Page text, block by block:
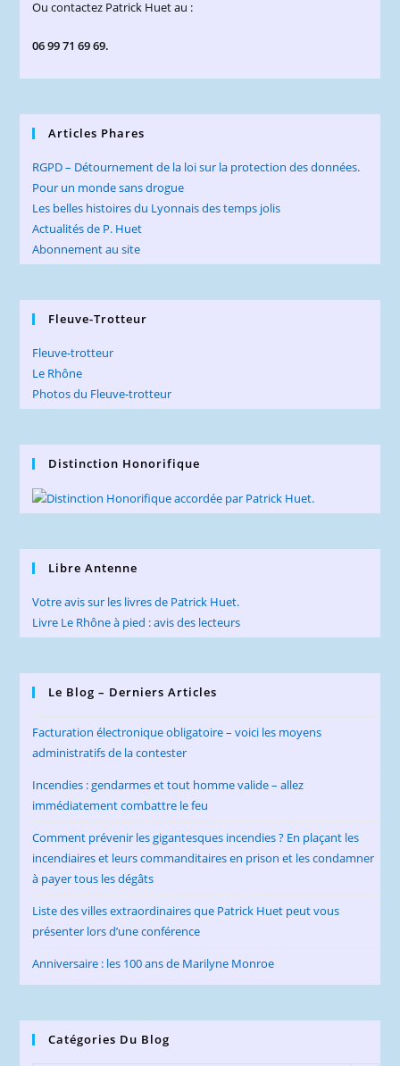
Ou contactez Patrick Huet au :
06 99 71 69 69.
Articles Phares
RGPD – Détournement de la loi sur la protection des données.
Pour un monde sans drogue
Les belles histoires du Lyonnais des temps jolis
Actualités de P. Huet
Abonnement au site
Fleuve-Trotteur
Fleuve-trotteur
Le Rhône
Photos du Fleuve-trotteur
Distinction Honorifique
Libre Antenne
Votre avis sur les livres de Patrick Huet.
Livre Le Rhône à pied : avis des lecteurs
Le Blog – Derniers Articles
Facturation électronique obligatoire – voici les moyens
administratifs de la contester
Incendies : gendarmes et tout homme valide – allez
immédiatement combattre le feu
Comment prévenir les gigantesques incendies ? En plaçant les
incendiaires et leurs commanditaires en prison et les condamner
à payer tous les dégâts
Liste des villes extraordinaires que Patrick Huet peut vous
présenter lors d’une conférence
Anniversaire : les 100 ans de Marilyne Monroe
Catégories Du Blog